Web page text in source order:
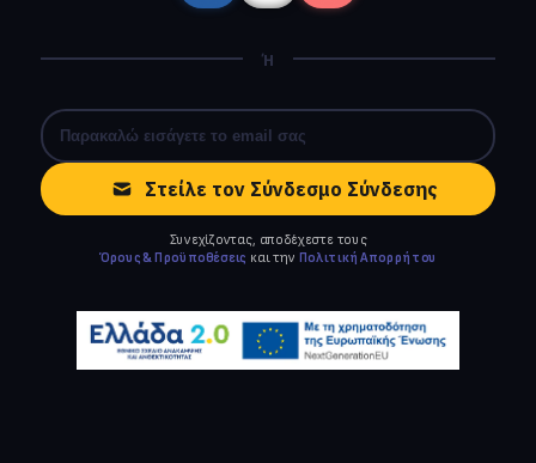
Ή
Στείλε τον Σύνδεσμο Σύνδεσης
Συνεχίζοντας, αποδέχεστε τους
Όρους & Προϋποθέσεις και την Πολιτική Απορρήτου